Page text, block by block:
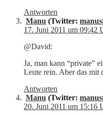
Antworten
Manu (Twitter:
17. Juni 2011 um 09:42
@David:
Ja, man kann “private”
Leute rein. Aber das mit
Antworten
Manu (Twitter:
20. Juni 2011 um 15:16